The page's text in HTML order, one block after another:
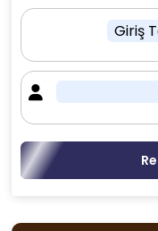
Giriş